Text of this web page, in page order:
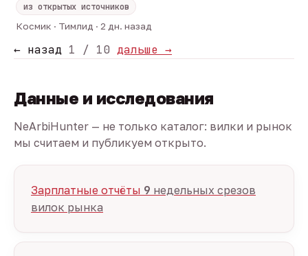
из открытых источников
Космик · Тимлид · 2 дн. назад
← назад 1 / 10 дальше →
Данные и исследования
NeArbiHunter — не только каталог: вилки и рынок
мы считаем и публикуем открыто.
Зарплатные отчёты 9 недельных срезов
вилок рынка